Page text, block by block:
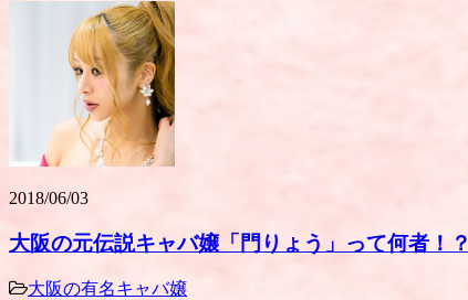
2018/06/03
大阪の元伝説キャバ嬢「門りょう」って何者！？
大阪の有名キャバ嬢